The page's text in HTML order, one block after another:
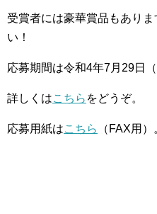
受賞者には豪華賞品もあり
い！
応募期間は令和4年7月29日（
詳しくはこちら をどうぞ。
応募用紙はこちら （FAX用）